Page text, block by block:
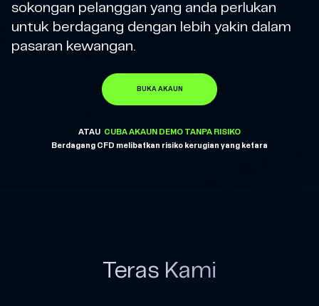
sokongan pelanggan yang anda perlukan
untuk berdagang dengan lebih yakin dalam
pasaran kewangan.
BUKA AKAUN
ATAU CUBA AKAUN DEMO TANPA RISIKO
Berdagang CFD melibatkan risiko kerugian yang ketara
Teras Kami